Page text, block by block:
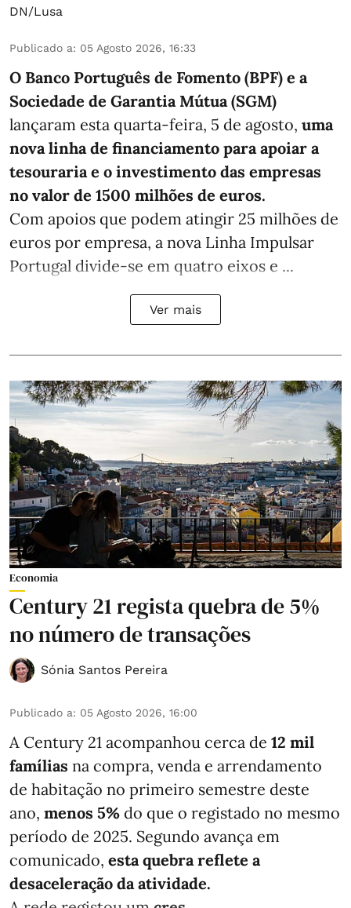
DN/Lusa
Publicado a: 05 Agosto 2026, 16:33
O Banco Português de Fomento (BPF) e a
Sociedade de Garantia Mútua (SGM)
lançaram esta quarta-feira, 5 de agosto, uma
nova linha de financiamento para apoiar a
tesouraria e o investimento das empresas
no valor de 1500 milhões de euros.
Com apoios que podem atingir 25 milhões de
euros por empresa, a nova Linha Impulsar
Portugal divide-se em quatro eixos e ...
Ver mais
Economia
Century 21 regista quebra de 5%
no número de transações
Sónia Santos Pereira
Publicado a: 05 Agosto 2026, 16:00
A Century 21 acompanhou cerca de 12 mil
famílias na compra, venda e arrendamento
de habitação no primeiro semestre deste
ano, menos 5% do que o registado no mesmo
período de 2025. Segundo avança em
comunicado, esta quebra reflete a
desaceleração da atividade.